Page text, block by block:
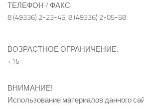
ТЕЛЕФОН / ФАКС:
8 (49336) 2-23-45, 8 (49336) 2-05-58
ВОЗРАСТНОЕ ОГРАНИЧЕНИЕ:
+16
ВНИМАНИЕ!
Использование материалов данного